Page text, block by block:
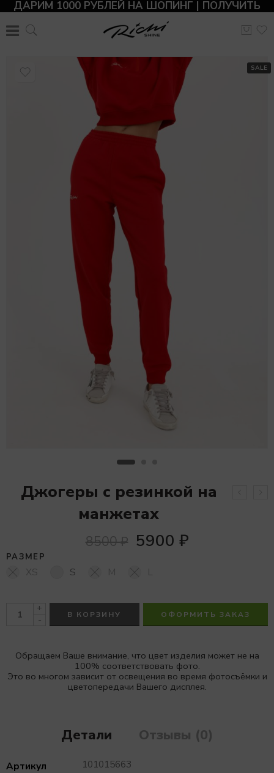
ДАРИМ 1000 РУБЛЕЙ НА ШОПИНГ | ПОЛУЧИТЬ
SALE
Джогеры с резинкой на
манжетах
8500₽ 5900 ₽
РАЗМЕР
S
+
-
В КОРЗИНУ ОФОРМИТЬ ЗАКАЗ
Обращаем Ваше внимание, что цвет изделия может не на
100% соответствовать фото.
Это во многом зависит от освещения во время фотосъёмки и
цветопередачи Вашего дисплея.
Детали Отзывы (0)
Артикул
101015663